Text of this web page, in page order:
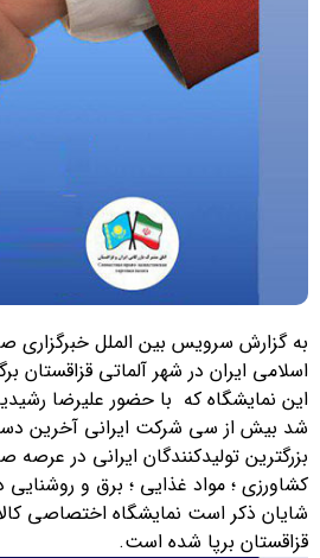
به گزارش سرویس بین الملل خبرگزاری
اسلامی ایران در شهر آلماتی قزاقستان
این نمایشگاه که با حضور علیرضا
شد بیش از سی شرکت ایرانی آخرین
بزرگترین تولیدکنندگان ایرانی در
کشاورزی ؛ مواد غذایی ؛ برق و
شایان ذکر است نمایشگاه اختصاصی
قزاقستان برپا شده است.